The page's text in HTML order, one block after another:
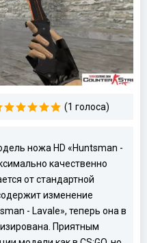
(1 голоса)
ножа HD «Huntsman -
качественно
от стандартной
изменение
- Lavale», теперь она в
Приятным